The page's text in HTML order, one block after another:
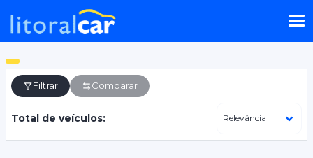
Filtrar Comparar
Total de veículos: